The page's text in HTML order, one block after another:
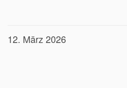
12. März 2026